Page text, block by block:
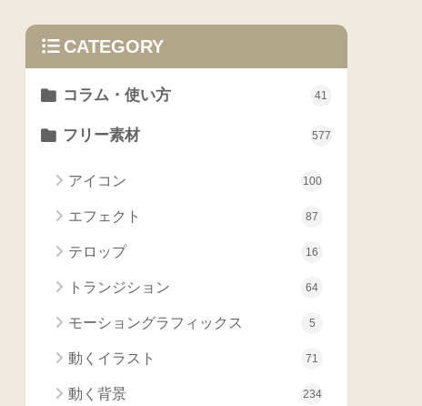
CATEGORY
コラム・使い方 41
フリー素材 577
アイコン 100
エフェクト 87
テロップ 16
トランジション 64
モーショングラフィックス 5
動くイラスト 71
動く背景 234